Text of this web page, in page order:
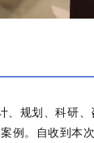
规划、科研
例。自收到本